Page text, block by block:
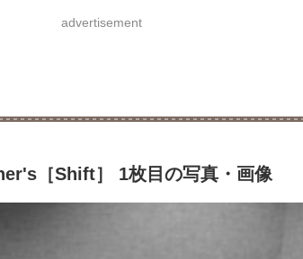
advertisement
［Shift］ 1枚目の写真・画像